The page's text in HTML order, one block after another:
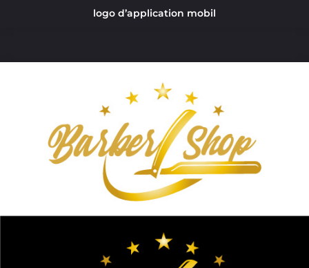
logo d’application mobil